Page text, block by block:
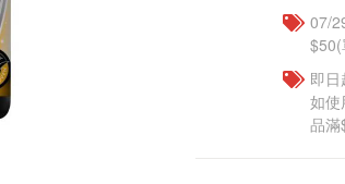
07/
$50(
即
如使
品滿